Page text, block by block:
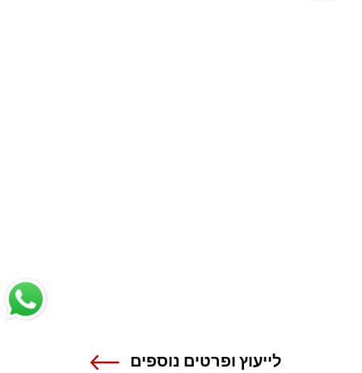
לייעוץ ופרטים נוספים